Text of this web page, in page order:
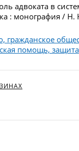
адвоката в
: монография / Н.
гражданское
помощь, защита